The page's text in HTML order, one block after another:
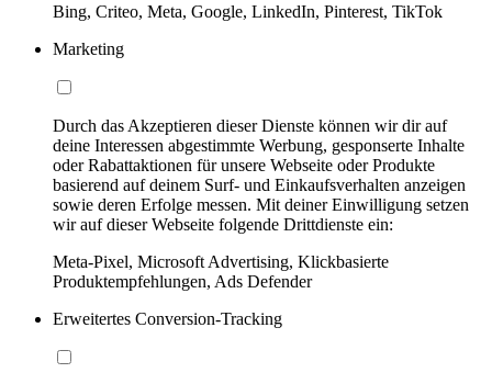
Bing, Criteo, Meta, Google, LinkedIn, Pinterest, TikTok
Marketing
Durch das Akzeptieren dieser Dienste können wir dir auf
deine Interessen abgestimmte Werbung, gesponserte Inhalte
oder Rabattaktionen für unsere Webseite oder Produkte
basierend auf deinem Surf- und Einkaufsverhalten anzeigen
sowie deren Erfolge messen. Mit deiner Einwilligung setzen
wir auf dieser Webseite folgende Drittdienste ein:
Meta-Pixel, Microsoft Advertising, Klickbasierte
Produktempfehlungen, Ads Defender
Erweitertes Conversion-Tracking